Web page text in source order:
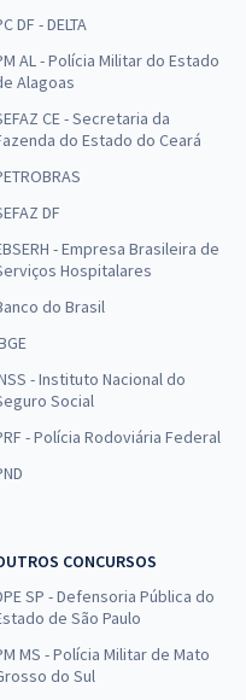
DF - DELTA
AL - Polícia Militar do Estado
Alagoas
CE - Secretaria da
do Estado do Ceará
DF
- Empresa Brasileira de
Hospitalares
do Brasil
- Instituto Nacional do
Social
- Polícia Rodoviária Federal
CONCURSOS
SP - Defensoria Pública do
de São Paulo
MS - Polícia Militar de Mato
do Sul